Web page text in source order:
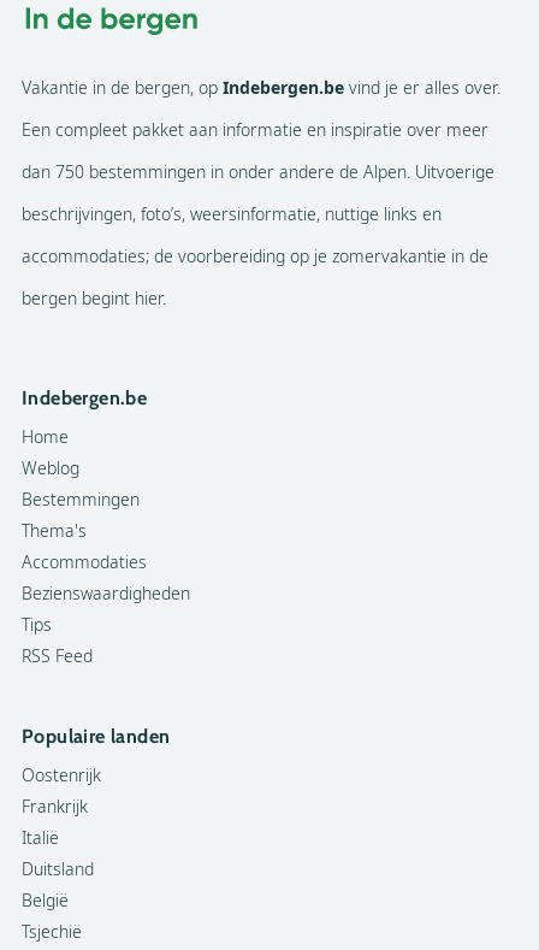
Vakantie in de bergen, op Indebergen.be vind je er alles over.
Een compleet pakket aan informatie en inspiratie over meer
dan 750 bestemmingen in onder andere de Alpen. Uitvoerige
beschrijvingen, foto’s, weersinformatie, nuttige links en
accommodaties; de voorbereiding op je zomervakantie in de
bergen begint hier.
Indebergen.be
Home
Weblog
Bestemmingen
Thema's
Accommodaties
Bezienswaardigheden
Tips
RSS Feed
Populaire landen
Oostenrijk
Frankrijk
Italië
Duitsland
België
Tsjechië